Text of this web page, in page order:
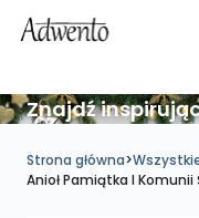
Znajdź
Strona główna>
Anioł Pamiątka I Komunii